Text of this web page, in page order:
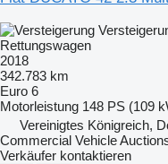
Rettungswagen
2018
342.783 km
Euro 6
Motorleistung 148 PS (109
Vereinigtes Königreich,
Commercial Vehicle
Verkäufer kontaktieren